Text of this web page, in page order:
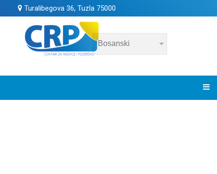
Turalibegova 36, Tuzla 75000